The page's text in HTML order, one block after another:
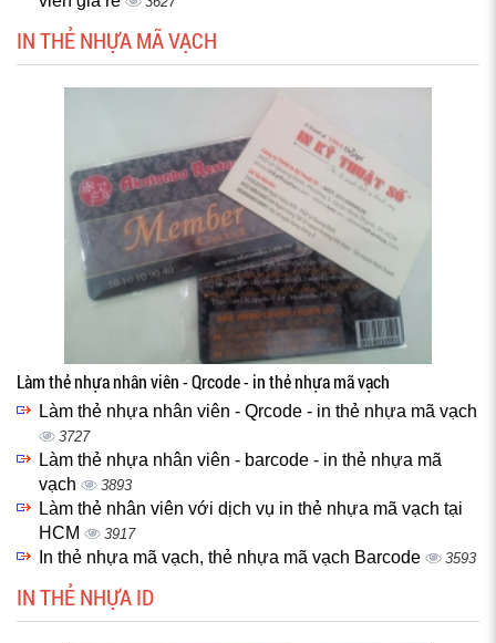
IN THẺ NHỰA MÃ VẠCH
Làm thẻ nhựa nhân viên - Qrcode - in thẻ nhựa mã vạch
Làm thẻ nhựa nhân viên - Qrcode - in thẻ nhựa mã vạch
3727
Làm thẻ nhựa nhân viên - barcode - in thẻ nhựa mã
vạch
3893
Làm thẻ nhân viên với dịch vụ in thẻ nhựa mã vạch tại
HCM
3917
In thẻ nhựa mã vạch, thẻ nhựa mã vạch Barcode 3593
IN THẺ NHỰA ID